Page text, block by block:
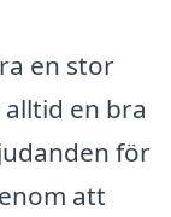
en stor
en bra
för
att